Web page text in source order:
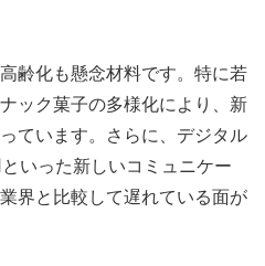
齢化も懸念材料です。特に若
ック菓子の多様化により、新
ています。さらに、デジタル
いった新しいコミュニケー
界と比較して遅れている面が